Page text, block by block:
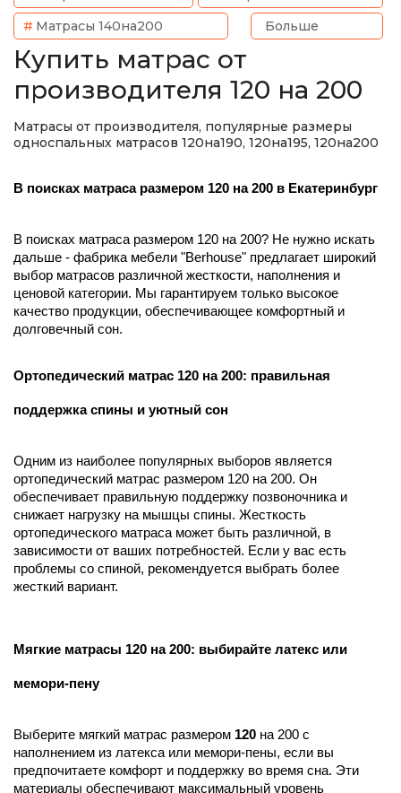
Матрасы 140на200
Больше
Купить матрас от
производителя 120 на 200
Матрасы от производителя, популярные размеры
односпальных матрасов 120на190, 120на195, 120на200
В поисках матраса размером 120 на 200 в Екатеринбург
В поисках матраса размером 120 на 200? Не нужно искать
дальше - фабрика мебели "Berhouse" предлагает широкий
выбор матрасов различной жесткости, наполнения и
ценовой категории. Мы гарантируем только высокое
качество продукции, обеспечивающее комфортный и
долговечный сон.
Ортопедический матрас 120 на 200: правильная
поддержка спины и уютный сон
Одним из наиболее популярных выборов является
ортопедический матрас размером 120 на 200. Он
обеспечивает правильную поддержку позвоночника и
снижает нагрузку на мышцы спины. Жесткость
ортопедического матраса может быть различной, в
зависимости от ваших потребностей. Если у вас есть
проблемы со спиной, рекомендуется выбрать более
жесткий вариант.
Мягкие матрасы 120 на 200: выбирайте латекс или
мемори-пену
Выберите мягкий матрас размером 120 на 200 с
наполнением из латекса или мемори-пены, если вы
предпочитаете комфорт и поддержку во время сна. Эти
материалы обеспечивают максимальный уровень